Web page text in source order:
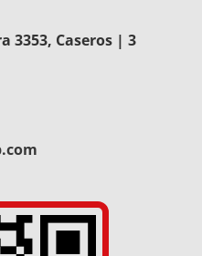
3353, Caseros | 3